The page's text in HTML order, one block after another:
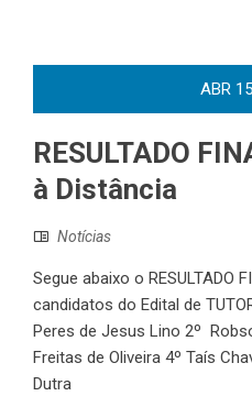
ABR 15
RESULTADO
à Distância
Notícias
Segue abaixo o RESULTADO
candidatos do Edital de
Peres de Jesus Lino 2º
Freitas de Oliveira 4º Taís
Dutra